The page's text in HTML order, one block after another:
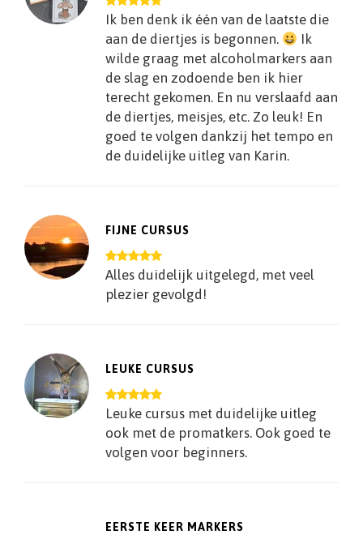
Ik ben denk ik één van de laatste die
aan de diertjes is begonnen.
Ik
wilde graag met alcoholmarkers aan
de slag en zodoende ben ik hier
terecht gekomen. En nu verslaafd aan
de diertjes, meisjes, etc. Zo leuk! En
goed te volgen dankzij het tempo en
de duidelijke uitleg van Karin.
FIJNE CURSUS
Alles duidelijk uitgelegd, met veel
plezier gevolgd!
LEUKE CURSUS
Leuke cursus met duidelijke uitleg
ook met de promatkers. Ook goed te
volgen voor beginners.
EERSTE KEER MARKERS